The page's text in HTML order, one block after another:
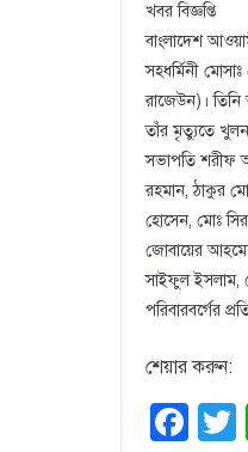
খবর বিজ্ঞপ্তি
বাংলাদেশ
সহধর্মিনী
রাজেউন)। তিনি
তাঁর মৃত্যুতে
সভাপতি শরীফ
রহমান, ঠাকুর
হোসেন, মোঃ
জোবায়ের
সাইফুল ইসলাম,
পরিবারবর্গের
শেয়ার করুন:
F